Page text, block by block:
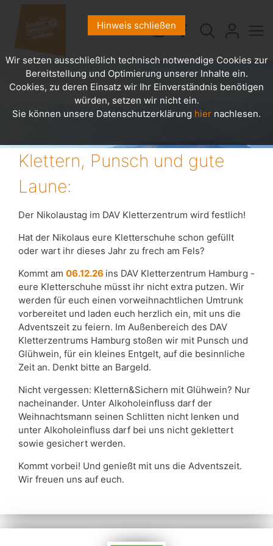
Klettern, Punsch und gute
Laune:
Der Nikolaustag im DAV Kletterzentrum wird festlich!
Hat der Nikolaus eure Kletterschuhe schon gefüllt
oder wart ihr dieses Jahr zu frech am Fels?
Kommt am 06.12.26 ins DAV Kletterzentrum Hamburg -
eure Kletterschuhe müsst ihr nicht extra putzen. Wir
werden für euch einen vorweihnachtlichen Umtrunk
vorbereitet und laden euch herzlich ein, mit uns die
Adventszeit zu feiern. Im Außenbereich des DAV
Kletterzentrums Hamburg stoßen wir mit Punsch und
Glühwein, für ein kleines Entgelt, auf die besinnliche
Zeit an. Denkt bitte an Bargeld.
Nicht vergessen: Klettern&Sichern mit Glühwein? Nur
nacheinander. Unter Alkoholeinfluss darf der
Weihnachtsmann seinen Schlitten nicht lenken und
unter Alkoholeinfluss darf bei uns nicht geklettert
sowie gesichert werden.
Kommt vorbei! Und genießt mit uns die Adventszeit.
Wir freuen uns auf euch.
Hinweis schließen
Wir setzen ausschließlich technisch notwendige Cookies zur
Bereitstellung und Optimierung unserer Inhalte ein.
Cookies, zu deren Einsatz wir Ihr Einverständnis benötigen
würden, setzen wir nicht ein.
Sie können unsere Datenschutzerklärung hier nachlesen.